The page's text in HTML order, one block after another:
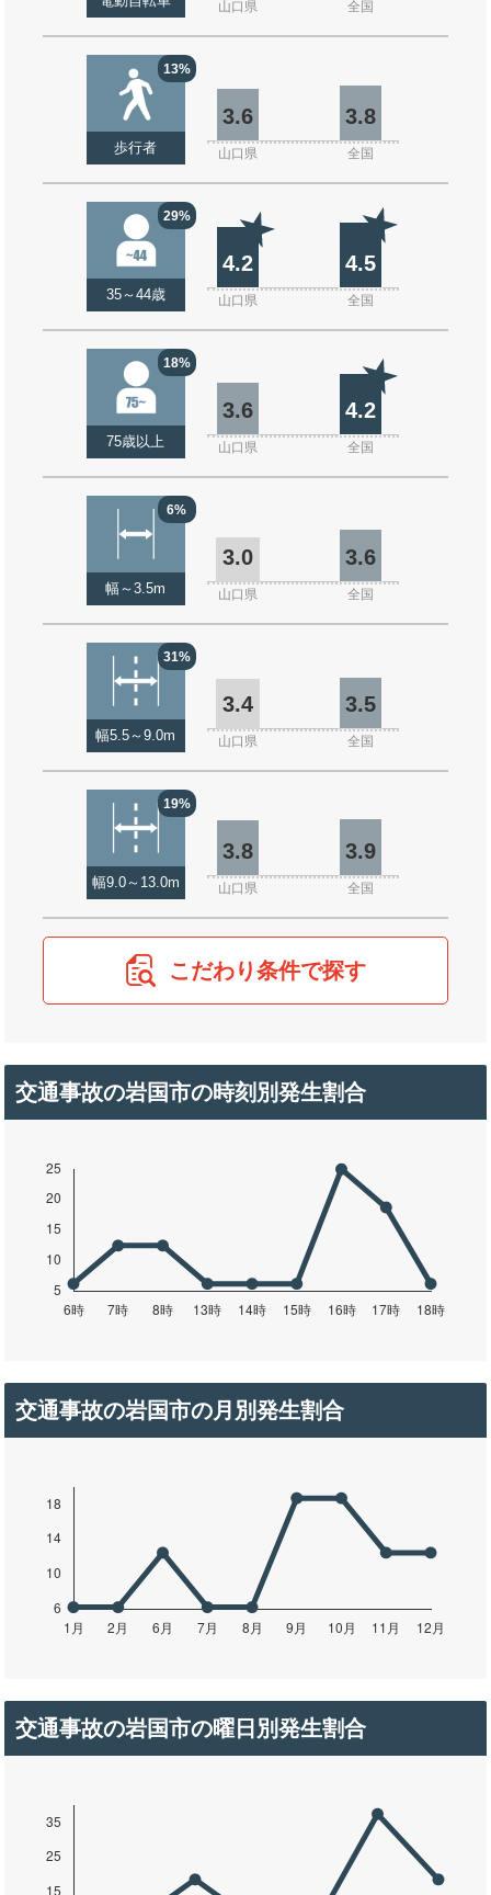
山口県 全国
13%
歩行者
3.6 3.8
山口県 全国
29%
35～44歳
4.2 4.5
山口県 全国
18%
75歳以上
3.6 4.2
山口県 全国
6%
幅～3.5m
3.0 3.6
山口県 全国
31%
幅5.5～9.0m
3.4 3.5
山口県 全国
19%
幅9.0～13.0m
3.8 3.9
山口県 全国
こだわり条件で探す
交通事故の岩国市の時刻別発生割合
交通事故の岩国市の月別発生割合
交通事故の岩国市の曜日別発生割合